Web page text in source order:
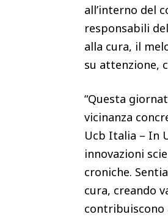
all’interno del
responsabili
alla cura, il
su attenzione,
“Questa
vicinanza
Ucb Italia – In
innovazioni
croniche.
cura, creando
contribuiscono